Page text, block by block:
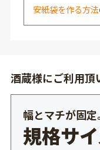
安紙袋を作る方法
酒蔵様にご利用頂
幅とマチが固
規格サ